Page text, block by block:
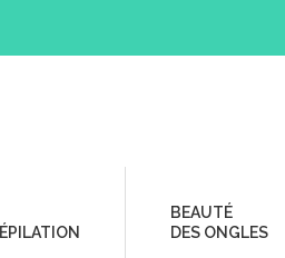
ÉPILATION
BEAUTÉ
DES ONGLES